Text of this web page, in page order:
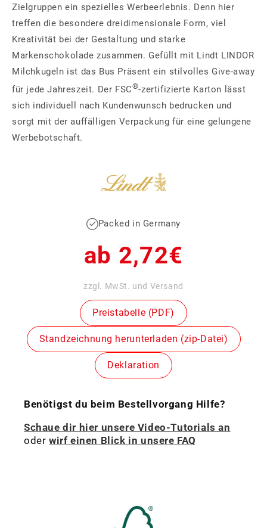
Zielgruppen ein spezielles Werbeerlebnis. Denn hier
treffen die besondere dreidimensionale Form, viel
Kreativität bei der Gestaltung und starke
Markenschokolade zusammen. Gefüllt mit Lindt LINDOR
Milchkugeln ist das Bus Präsent ein stilvolles Give-away
für jede Jahreszeit. Der FSC®-zertifizierte Karton lässt
sich individuell nach Kundenwunsch bedrucken und
sorgt mit der auffälligen Verpackung für eine gelungene
Werbebotschaft.
Packed in Germany
Normaler
Preis
ab 2,72€
zzgl. MwSt. und Versand
Preistabelle (PDF)
Standzeichnung herunterladen (zip-Datei)
Deklaration
Benötigst du beim Bestellvorgang Hilfe?
Schaue dir hier unsere Video-Tutorials an
oder wirf einen Blick in unsere FAQ